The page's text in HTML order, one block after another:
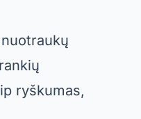
ryškumas,